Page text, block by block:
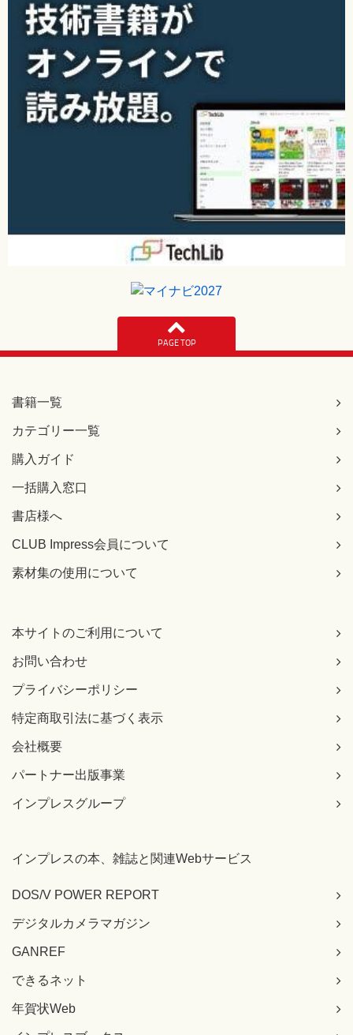
PAGE TOP
書籍一覧
カテゴリー一覧
購入ガイド
一括購入窓口
書店様へ
CLUB Impress会員について
素材集の使用について
本サイトのご利用について
お問い合わせ
プライバシーポリシー
特定商取引法に基づく表示
会社概要
パートナー出版事業
インプレスグループ
インプレスの本、雑誌と関連Webサービス
DOS/V POWER REPORT
デジタルカメラマガジン
GANREF
できるネット
年賀状Web